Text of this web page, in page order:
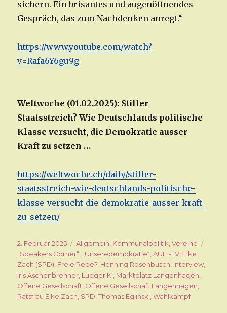
sichern. Ein brisantes und augenöffnendes
Gespräch, das zum Nachdenken anregt.“
https://www.youtube.com/watch?
v=Rafa6Y6gu9g
Weltwoche (01.02.2025): Stiller
Staatsstreich? Wie Deutschlands politische
Klasse versucht, die Demokratie ausser
Kraft zu setzen …
https://weltwoche.ch/daily/stiller-
staatsstreich-wie-deutschlands-politische-
klasse-versucht-die-demokratie-ausser-kraft-
zu-setzen/
Veröffentlicht
am
2. Februar 2025 Kategorien
Allgemein, Kommunalpolitik,Vereine
„Speakers Corner“, „Unseredemokratie“,AUF1-TV, Elke
Zach (SPD), Freie Rede?, Henning Rosenbusch, Interview,
Iris Aschenbrenner, Ludger K., Marktplatz Langenhagen,
Offene Gesellschaft, Offene Gesellschaft Langenhagen,
Ratsfrau Elke Zach, SPD,Thomas Eglinski,Wahlkampf